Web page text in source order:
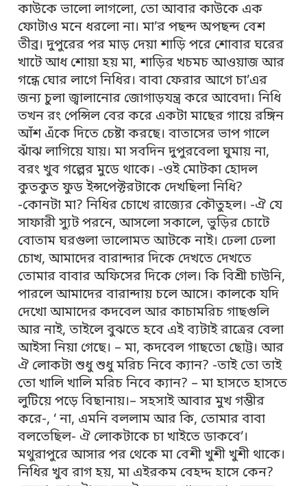
কাউকে ভালো লাগলো, তো আবার কাউকে এক
ফোটাও মনে ধরলো না। মা’র পছন্দ অপছন্দ বেশ
তীব্র। দুপুরের পর মাড় দেয়া শাড়ি পরে শোবার ঘরের
খাটে আধ শোয়া হয় মা, শাড়ির খচমচ আওয়াজ আর
গন্ধে ঘোর লাগে নিধির। বাবা ফেরার আগে চা’এর
জন্য চুলা জ্বালানোর জোগাড়যন্ত্র করে আবেদা। নিধি
তখন রং পেন্সিল বের করে একটা মাছের গায়ে রঙ্গিন
আঁশ এঁকে দিতে চেষ্টা করছে। বাতাসের ভাপ গালে
ঝাঁঝ লাগিয়ে যায়। মা সবদিন দুপুরবেলা ঘুমায় না,
বরং খুব গল্পের মুডে থাকে। -ওই মোটকা হোদল
কুতকুত ফুড ইন্সপেক্টরটাকে দেখছিলা নিধি?
-কোনটা মা? নিধির চোখে রাজ্যের কৌতুহল। -ঐ যে
সাফারী স্যুট পরনে, আসলো সকালে, ভুড়ির চোটে
বোতাম ঘরগুলা ভালোমত আটকে নাই। ঢেলা ঢেলা
চোখ, আমাদের বারান্দার দিকে দেখতে দেখতে
তোমার বাবার অফিসের দিকে গেল। কি বিশ্রী চাউনি,
পারলে আমাদের বারান্দায় চলে আসে। কালকে যদি
দেখো আমাদের কদবেল আর কাচামরিচ গাছগুলি
আর নাই, তাইলে বুঝতে হবে এই ব্যটাই রাত্রের বেলা
আইসা নিয়া গেছে। – মা, কদবেল গাছতো ছোট্ট। আর
ঐ লোকটা শুধু শুধু মরিচ নিবে ক্যান? -তাই তো তাই
তো খালি খালি মরিচ নিবে ক্যান? – মা হাসতে হাসতে
লুটিয়ে পড়ে বিছানায়।– সহসাই আবার মুখ গম্ভীর
করে-, ‘ না, এমনি বললাম আর কি, তোমার বাবা
বলতেছিল- ঐ লোকটাকে চা খাইতে ডাকবে’।
মথুরাপুরে আসার পর থেকে মা বেশী খুশী খুশী থাকে।
নিধির খুব রাগ হয়, মা এইরকম বেহদ্দ হাসে কেন?